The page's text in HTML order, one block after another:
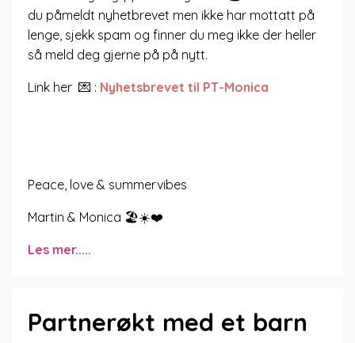
du påmeldt nyhetbrevet men ikke har mottatt på
lenge, sjekk spam og finner du meg ikke der heller
så meld deg gjerne på på nytt.
Link her 💌 : Nyhetsbrevet til PT-Monica
Peace, love & summervibes
Martin & Monica 🏖☀️❤️
Les mer.....
Partnerøkt med et barn